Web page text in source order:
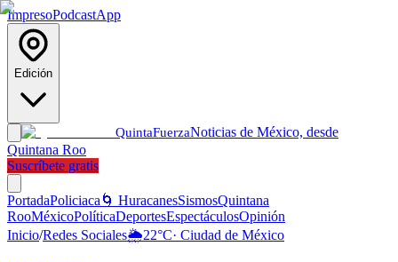
ImpresoPodcastApp
Edición
QuintaFuerzaNoticias de México, desde
Quintana Roo
Suscríbete gratis
PortadaPoliciaca 🌀 HuracanesSismosQuintana
RooMéxicoPolíticaDeportesEspectáculosOpinión
Inicio/Redes Sociales🌦️22°C· Ciudad de México